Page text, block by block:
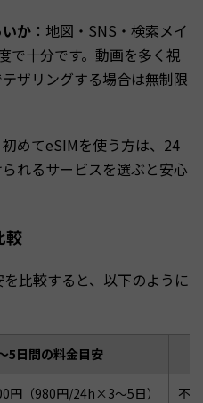
か ：地図・SNS・検索メイ
で十分です。動画を多く視
ザリングする場合は無制限
初めてeSIMを使う方は、24
れるサービスを選ぶと安心
較
比較すると、以下のように
5日間の料金目安
円（980円/24h×3〜5日） 不